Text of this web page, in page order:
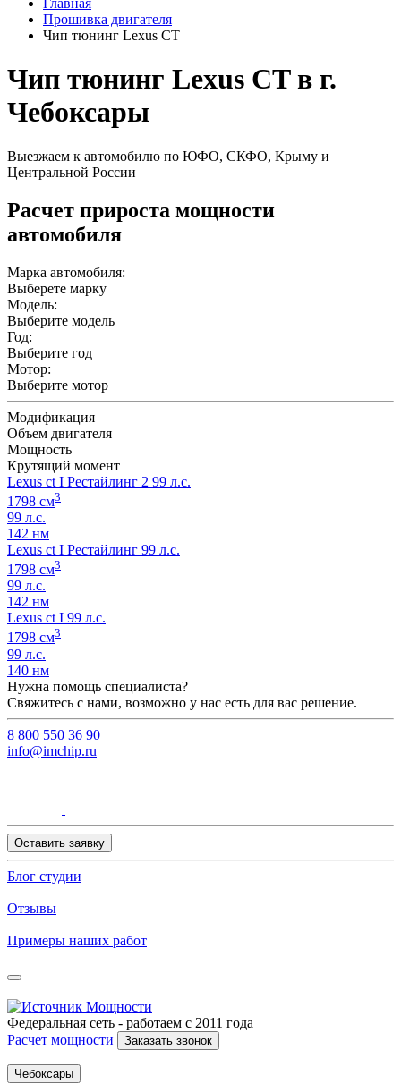
Главная
Прошивка двигателя
Чип тюнинг Lexus CT
Чип тюнинг Lexus CT в г.
Чебоксары
Выезжаем к автомобилю по ЮФО, СКФО, Крыму и
Центральной России
Расчет прироста мощности
автомобиля
Марка автомобиля:
Выберете марку
Модель:
Выберите модель
Год:
Выберите год
Мотор:
Выберите мотор
Модификация
Объем двигателя
Мощность
Крутящий момент
Lexus ct I Рестайлинг 2 99 л.с.
1798 см3
99 л.с.
142 нм
Lexus ct I Рестайлинг 99 л.с.
1798 см3
99 л.с.
142 нм
Lexus ct I 99 л.с.
1798 см3
99 л.с.
140 нм
Нужна помощь специалиста?
Свяжитесь с нами, возможно у нас есть для вас решение.
8 800 550 36 90
info@imchip.ru
Оставить заявку
Блог студии
Отзывы
Примеры наших работ
Федеральная сеть - работаем с 2011 года
Расчет мощности
Заказать звонок
Чебоксары